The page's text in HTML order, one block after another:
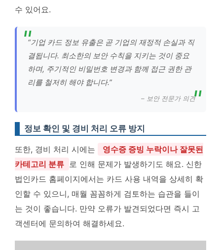
수 있어요.
“기업 카드 정보 유출은 곧 기업의 재정적 손실과 직
결됩니다. 최소한의 보안 수칙을 지키는 것이 중요
하며, 주기적인 비밀번호 변경과 함께 접근 권한 관
리를 철저히 해야 합니다.”
– 보안 전문가 의견
정보 확인 및 경비 처리 오류 방지
또한, 경비 처리 시에는
영수증 증빙 누락이나 잘못된
카테고리 분류 로 인해 문제가 발생하기도 해요. 신한
법인카드 홈페이지에서는 카드 사용 내역을 상세히 확
인할 수 있으니, 매월 꼼꼼하게 검토하는 습관을 들이
는 것이 좋습니다. 만약 오류가 발견되었다면 즉시 고
객센터에 문의하여 해결하세요.